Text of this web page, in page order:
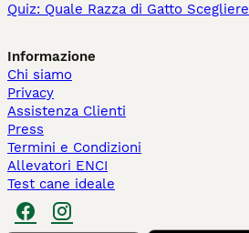
Quiz: Quale Razza di Gatto Scegliere
Informazione
Chi siamo
Privacy
Assistenza Clienti
Press
Termini e Condizioni
Allevatori ENCI
Test cane ideale